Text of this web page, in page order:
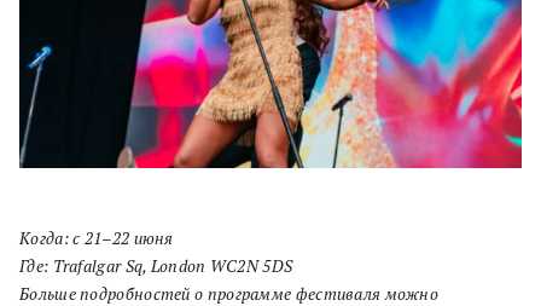
Когда: с 21–22 июня
Где: Trafalgar Sq, London WC2N 5DS
Больше подробностей о программе фестиваля можно